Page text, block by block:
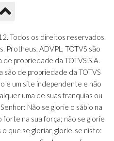
Porte
Todos os direitos reservados.
Protheus, ADVPL, TOTVS são
propriedade da TOTVS S.A.
são de propriedade da TOTVS
é um site independente e não
uma de suas franquias ou
Não se glorie o sábio na
forte na sua força; não se glorie
o que se gloriar, glorie-se nisto: